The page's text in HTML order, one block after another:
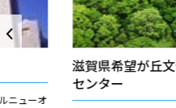
ニューオ
滋賀県希望が丘
センター